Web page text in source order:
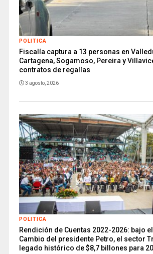
POLITICA
Fiscalía captura a 13 personas en
Cartagena, Sogamoso, Pereira y
contratos de regalías
3 agosto, 2026
POLITICA
Rendición de Cuentas 2022-2026: bajo
Cambio del presidente Petro, el sector
legado histórico de $8,7 billones para